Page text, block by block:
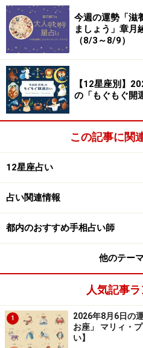
＞今週の運勢！ 章月綾乃の【
5位：さそり座／蠍座
日生まれ）
アクティブに活動したい日
＞今週の運勢！ 章月綾乃の【
4位：うお座／魚座
まれ）
知性をアピールして。周囲
＞今週の運勢！ 章月綾乃の
今週の運勢「滋
ましょう」章月
（8/3～8/9）
【12星座別】
の「もぐもぐ開
この記事に関
12星座占い
占い関連情報
都内のおすすめ手相占い師
他のテー
人気記事
1
2026年8月6日の
お座」 マリィ・
い】